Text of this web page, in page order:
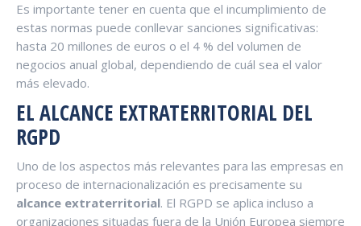
Es importante tener en cuenta que el incumplimiento de
estas normas puede conllevar sanciones significativas:
hasta 20 millones de euros o el 4 % del volumen de
negocios anual global, dependiendo de cuál sea el valor
más elevado.
EL ALCANCE EXTRATERRITORIAL DEL
RGPD
Uno de los aspectos más relevantes para las empresas en
proceso de internacionalización es precisamente su
alcance extraterritorial. El RGPD se aplica incluso a
organizaciones situadas fuera de la Unión Europea siempre